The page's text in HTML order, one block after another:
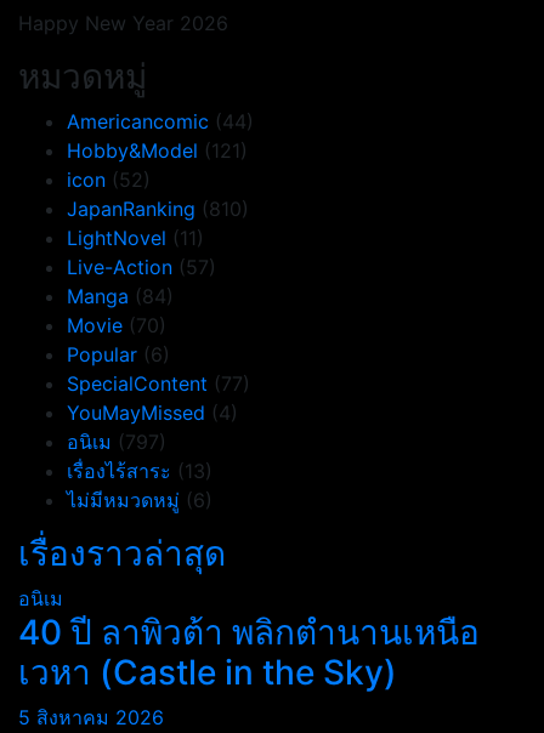
Happy New Year 2026
หมวดหมู่
Americancomic (44)
Hobby&Model (121)
icon (52)
JapanRanking (810)
LightNovel (11)
Live-Action (57)
Manga (84)
Movie (70)
Popular (6)
SpecialContent (77)
YouMayMissed (4)
อนิเม (797)
เรื่องไร้สาระ (13)
ไม่มีหมวดหมู่ (6)
เรื่องราวล่าสุด
อนิเม
40 ปี ลาพิวต้า พลิกตำนานเหนือ
เวหา (Castle in the Sky)
5 สิงหาคม 2026